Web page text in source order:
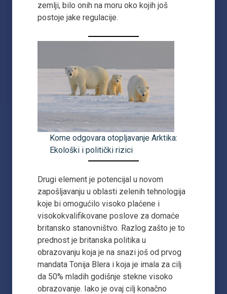
zemlji, bilo onih na moru oko kojih još
postoje jake regulacije.
Kome odgovara otopljavanje Arktika:
Ekološki i politički rizici
Drugi element je potencijal u novom
zapošljavanju u oblasti zelenih tehnologija
koje bi omogućilo visoko plaćene i
visokokvalifikovane poslove za domaće
britansko stanovništvo. Razlog zašto je to
prednost je britanska politika u
obrazovanju koja je na snazi još od prvog
mandata Tonija Blera i koja je imala za cilj
da 50% mladih godišnje stekne visoko
obrazovanje. Iako je ovaj cilj konačno